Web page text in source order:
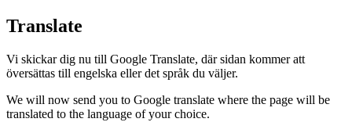
Skip
to
Translate
Vi skickar dig nu till Google Translate, där sidan kommer att
översättas till engelska eller det språk du väljer.
We will now send you to Google translate where the page will be
translated to the language of your choice.